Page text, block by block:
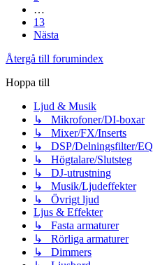
…
13
Nästa
Återgå till forumindex
Hoppa till
Ljud & Musik
↳ Mikrofoner/DI-boxar
↳ Mixer/FX/Inserts
↳ DSP/Delningsfilter/EQ
↳ Högtalare/Slutsteg
↳ DJ-utrustning
↳ Musik/Ljudeffekter
↳ Övrigt ljud
Ljus & Effekter
↳ Fasta armaturer
↳ Rörliga armaturer
↳ Dimmers